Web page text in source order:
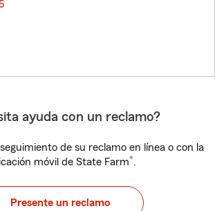
ayuda con un reclamo?
de su reclamo en línea o con la
móvil de State Farm®.
Presente un reclamo